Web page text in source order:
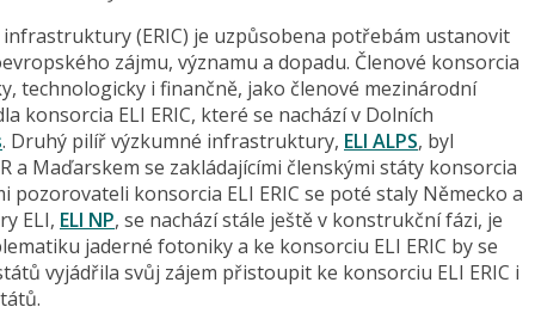
(ERIC) je uzpůsobena potřebám ustanovit
zájmu, významu a dopadu. Členové konsorcia
technologicky i finančně, jako členové mezinárodní
konsorcia ELI ERIC, které se nachází v Dolních
. Druhý pilíř výzkumné infrastruktury, ELI ALPS, byl
a Maďarskem se zakládajícími členskými státy konsorcia
pozorovateli konsorcia ELI ERIC se poté staly Německo a
ELI, ELI NP, se nachází stále ještě v konstrukční fázi, je
jaderné fotoniky a ke konsorciu ELI ERIC by se
vyjádřila svůj zájem přistoupit ke konsorciu ELI ERIC i